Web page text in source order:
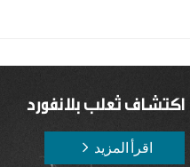
اكتشاف ثعلب بلانفورد
اقرأ المزيد